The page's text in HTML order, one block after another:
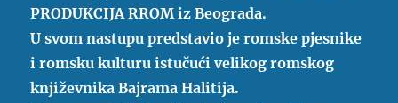
PRODUKCIJA RROM iz Beograda.
U svom nastupu predstavio je romske pjesnike
i romsku kulturu istučući velikog romskog
književnika Bajrama Halitija.